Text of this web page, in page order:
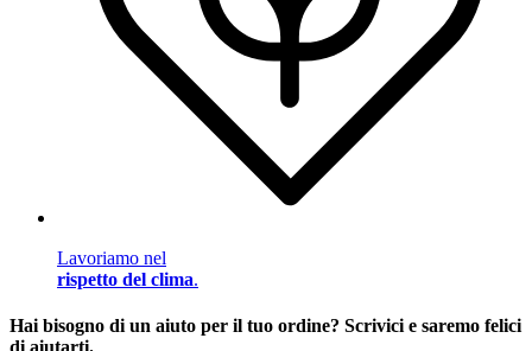
Lavoriamo nel
rispetto del clima.
Hai bisogno di un aiuto per il tuo ordine? Scrivici e saremo felici
di aiutarti.